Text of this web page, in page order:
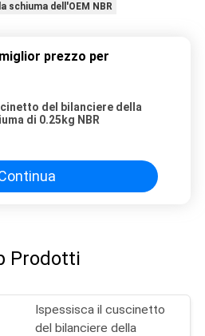
schiuma dell'OEM NBR
prezzo per
del bilanciere della
di 0.25kg NBR
Prodotti
Ispessisca il cuscinetto
del bilanciere della